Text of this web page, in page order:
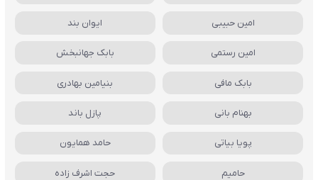
امین حبیبی ایوان بند
امین رستمی بابک جهانبخش
بابک مافی بنیامین بهادری
بهنام بانی پازل باند
پویا بیاتی حامد همایون
حامیم حجت اشرف زاده